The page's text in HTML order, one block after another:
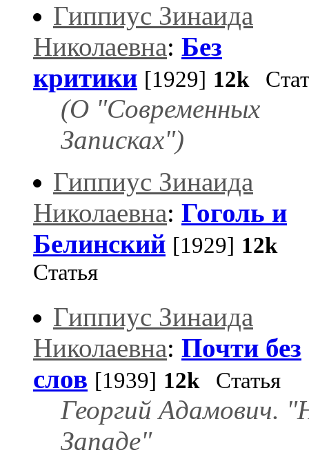
Гиппиус Зинаида
Николаевна: Без
критики [1929] 12k
(О "Современных
Записках")
Гиппиус Зинаида
Николаевна: Гоголь и
Белинский [1929] 12k
Статья
Гиппиус Зинаида
Николаевна: Почти без
слов [1939] 12kСтатья
Георгий Адамович.
Западе"